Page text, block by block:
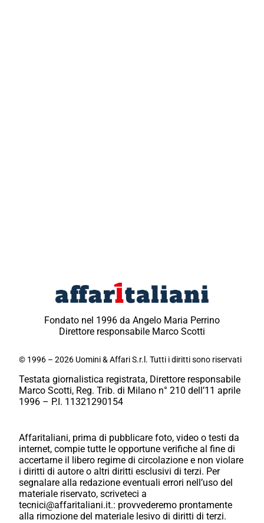
Fondato nel 1996 da Angelo Maria Perrino
Direttore responsabile Marco Scotti
© 1996 – 2026 Uomini & Affari S.r.l. Tutti i diritti sono riservati
Testata giornalistica registrata, Direttore responsabile
Marco Scotti, Reg. Trib. di Milano n° 210 dell’11 aprile
1996 – P.I. 11321290154
Affaritaliani, prima di pubblicare foto, video o testi da
internet, compie tutte le opportune verifiche al fine di
accertarne il libero regime di circolazione e non violare
i diritti di autore o altri diritti esclusivi di terzi. Per
segnalare alla redazione eventuali errori nell’uso del
materiale riservato, scriveteci a
tecnici@affaritaliani.it.: provvederemo prontamente
alla rimozione del materiale lesivo di diritti di terzi.